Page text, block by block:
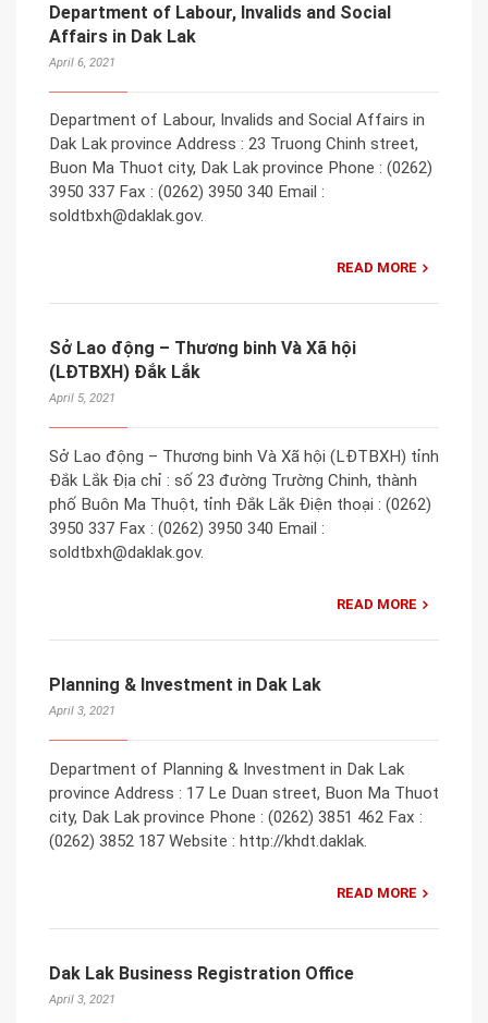
Department of Labour, Invalids and Social
Affairs in Dak Lak
April 6, 2021
Department of Labour, Invalids and Social Affairs in
Dak Lak province Address : 23 Truong Chinh street,
Buon Ma Thuot city, Dak Lak province Phone : (0262)
3950 337 Fax : (0262) 3950 340 Email :
soldtbxh@daklak.gov.
READ MORE
Sở Lao động – Thương binh Và Xã hội
(LĐTBXH) Đắk Lắk
April 5, 2021
Sở Lao động – Thương binh Và Xã hội (LĐTBXH) tỉnh
Đắk Lắk Địa chỉ : số 23 đường Trường Chinh, thành
phố Buôn Ma Thuột, tỉnh Đắk Lắk Điện thoại : (0262)
3950 337 Fax : (0262) 3950 340 Email :
soldtbxh@daklak.gov.
READ MORE
Planning & Investment in Dak Lak
April 3, 2021
Department of Planning & Investment in Dak Lak
province Address : 17 Le Duan street, Buon Ma Thuot
city, Dak Lak province Phone : (0262) 3851 462 Fax :
(0262) 3852 187 Website : http://khdt.daklak.
READ MORE
Dak Lak Business Registration Office
April 3, 2021